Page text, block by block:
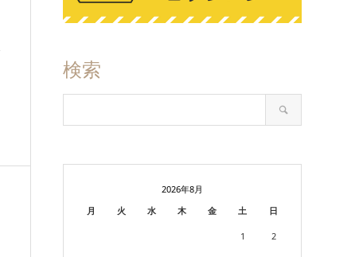
検索
2026年8月
月
火 水 木 金 土 日
1 2